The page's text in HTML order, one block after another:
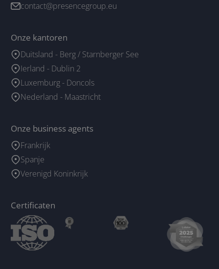
contact@presencegroup.eu
Onze kantoren
Duitsland - Berg / Starnberger See
Ierland - Dublin 2
Luxemburg - Doncols
Nederland - Maastricht
Onze business agents
Frankrijk
Spanje
Verenigd Koninkrijk
Certificaten